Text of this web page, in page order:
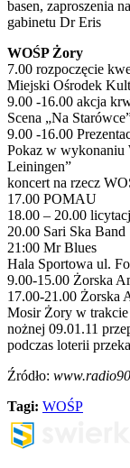
basen, zaproszenia
gabinetu Dr Eris
WOŚP Żory
7.00 rozpoczęcie
Miejski Ośrodek
9.00 -16.00 akcja
Scena „Na
9.00 -16.00
Pokaz w wykonaniu
Leiningen”
koncert na rzecz
17.00 POMAU
18.00 – 20.00
20.00 Sari Ska Band
21:00 Mr Blues
Hala Sportowa ul.
9.00-15.00 Żorska
17.00-21.00 Żorska
Mosir Żory w
nożnej 09.01.11
podczas loterii
Źródło:
Tagi: WOŚP